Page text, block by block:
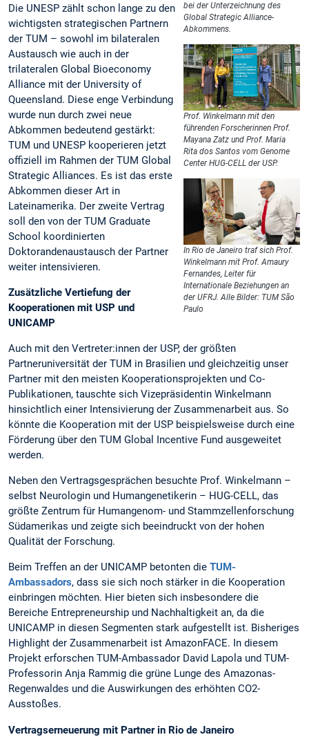
bei der Unterzeichnung des
Global Strategic Alliance-
Abkommens.
Prof. Winkelmann mit den
führenden Forscherinnen Prof.
Mayana Zatz und Prof. Maria
Rita dos Santos vom Genome
Center HUG-CELL der USP.
In Rio de Janeiro traf sich Prof.
Winkelmann mit Prof. Amaury
Fernandes, Leiter für
Internationale Beziehungen an
der UFRJ. Alle Bilder: TUM São
Paulo
Die UNESP zählt schon lange zu den
wichtigsten strategischen Partnern
der TUM – sowohl im bilateralen
Austausch wie auch in der
trilateralen Global Bioeconomy
Alliance mit der University of
Queensland. Diese enge Verbindung
wurde nun durch zwei neue
Abkommen bedeutend gestärkt:
TUM und UNESP kooperieren jetzt
offiziell im Rahmen der TUM Global
Strategic Alliances. Es ist das erste
Abkommen dieser Art in
Lateinamerika. Der zweite Vertrag
soll den von der TUM Graduate
School koordinierten
Doktorandenaustausch der Partner
weiter intensivieren.
Zusätzliche Vertiefung der
Kooperationen mit USP und
UNICAMP
Auch mit den Vertreter:innen der USP, der größten
Partneruniversität der TUM in Brasilien und gleichzeitig unser
Partner mit den meisten Kooperationsprojekten und Co-
Publikationen, tauschte sich Vizepräsidentin Winkelmann
hinsichtlich einer Intensivierung der Zusammenarbeit aus. So
könnte die Kooperation mit der USP beispielsweise durch eine
Förderung über den TUM Global Incentive Fund ausgeweitet
werden.
Neben den Vertragsgesprächen besuchte Prof. Winkelmann –
selbst Neurologin und Humangenetikerin – HUG-CELL, das
größte Zentrum für Humangenom- und Stammzellenforschung
Südamerikas und zeigte sich beeindruckt von der hohen
Qualität der Forschung.
Beim Treffen an der UNICAMP betonten die TUM-
Ambassadors, dass sie sich noch stärker in die Kooperation
einbringen möchten. Hier bieten sich insbesondere die
Bereiche Entrepreneurship und Nachhaltigkeit an, da die
UNICAMP in diesen Segmenten stark aufgestellt ist. Bisheriges
Highlight der Zusammenarbeit ist AmazonFACE. In diesem
Projekt erforschen TUM-Ambassador David Lapola und TUM-
Professorin Anja Rammig die grüne Lunge des Amazonas-
Regenwaldes und die Auswirkungen des erhöhten CO2-
Ausstoßes.
Vertragserneuerung mit Partner in Rio de Janeiro